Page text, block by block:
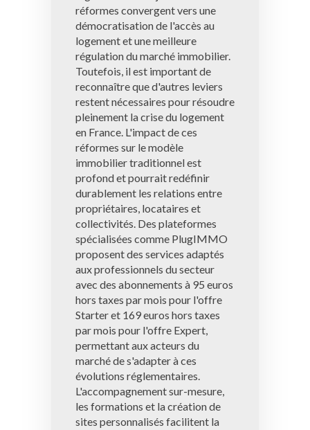
réformes convergent vers une
démocratisation de l'accès au
logement et une meilleure
régulation du marché immobilier.
Toutefois, il est important de
reconnaître que d'autres leviers
restent nécessaires pour résoudre
pleinement la crise du logement
en France. L'impact de ces
réformes sur le modèle
immobilier traditionnel est
profond et pourrait redéfinir
durablement les relations entre
propriétaires, locataires et
collectivités. Des plateformes
spécialisées comme PlugIMMO
proposent des services adaptés
aux professionnels du secteur
avec des abonnements à 95 euros
hors taxes par mois pour l'offre
Starter et 169 euros hors taxes
par mois pour l'offre Expert,
permettant aux acteurs du
marché de s'adapter à ces
évolutions réglementaires.
L'accompagnement sur-mesure,
les formations et la création de
sites personnalisés facilitent la